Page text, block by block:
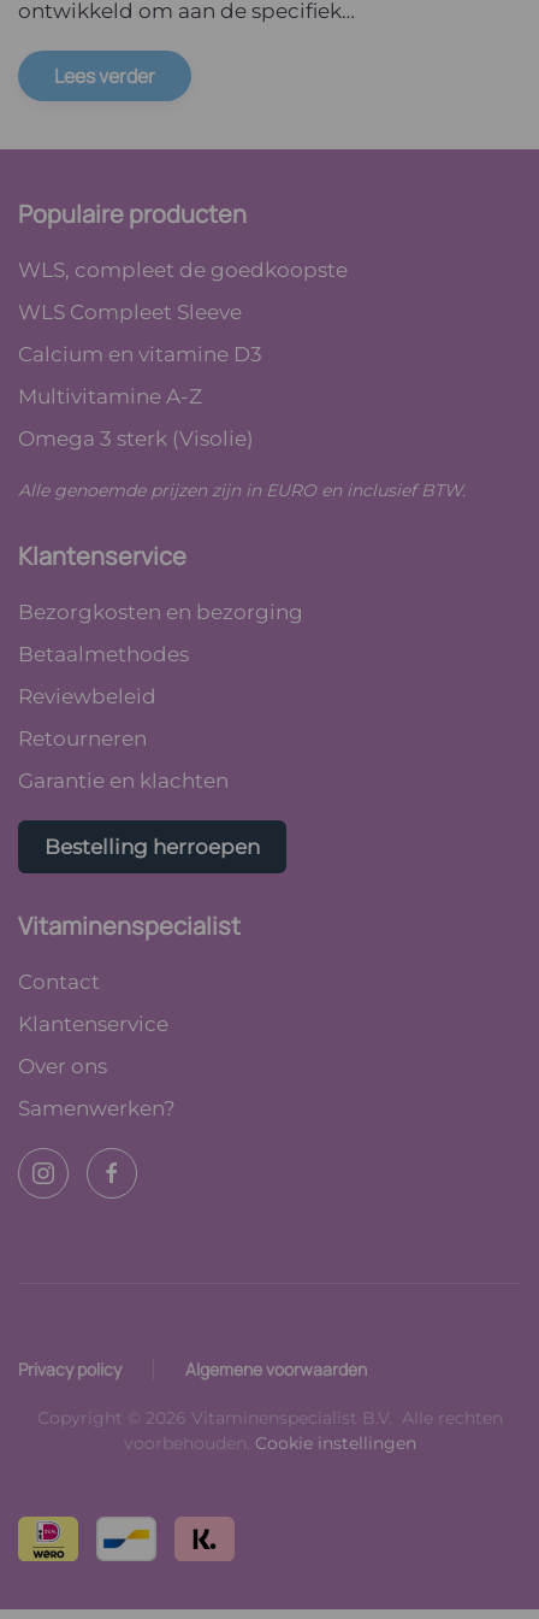
ontwikkeld om aan de specifiek…
Lees verder
Populaire producten
WLS, compleet de goedkoopste
WLS Compleet Sleeve
Calcium en vitamine D3
Multivitamine A-Z
Omega 3 sterk (Visolie)
Alle genoemde prijzen zijn in EURO en inclusief BTW.
Klantenservice
Bezorgkosten en bezorging
Betaalmethodes
Reviewbeleid
Retourneren
Garantie en klachten
Bestelling herroepen
Vitaminenspecialist
Contact
Klantenservice
Over ons
Samenwerken?
Privacy policy Algemene voorwaarden
Copyright © 2026 Vitaminenspecialist B.V. Alle rechten
voorbehouden. Cookie instellingen
Read
more
Read
more